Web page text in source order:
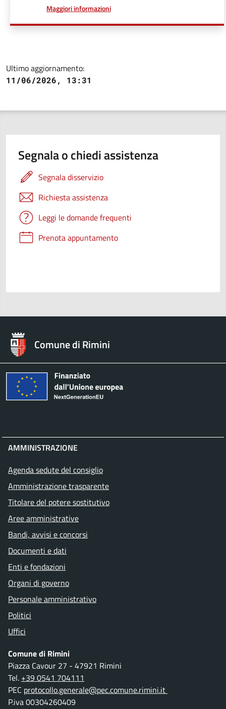
Maggiori informazionia proposito di
Ultimo aggiornamento:
11/06/2026, 13:31
Segnala o chiedi assistenza
Segnala disservizio
Richiesta assistenza
Leggi le domande frequenti
Prenota appuntamento
Comune di Rimini
AMMINISTRAZIONE
Agenda sedute del consiglio
Amministrazione trasparente
Titolare del potere sostitutivo
Aree amministrative
Bandi, avvisi e concorsi
Documenti e dati
Enti e fondazioni
Organi di governo
Personale amministrativo
Politici
Uffici
Comune di Rimini
Piazza Cavour 27 - 47921 Rimini
Tel. +39 0541 704111
PEC protocollo.generale@pec.comune.rimini.it
P.iva 00304260409